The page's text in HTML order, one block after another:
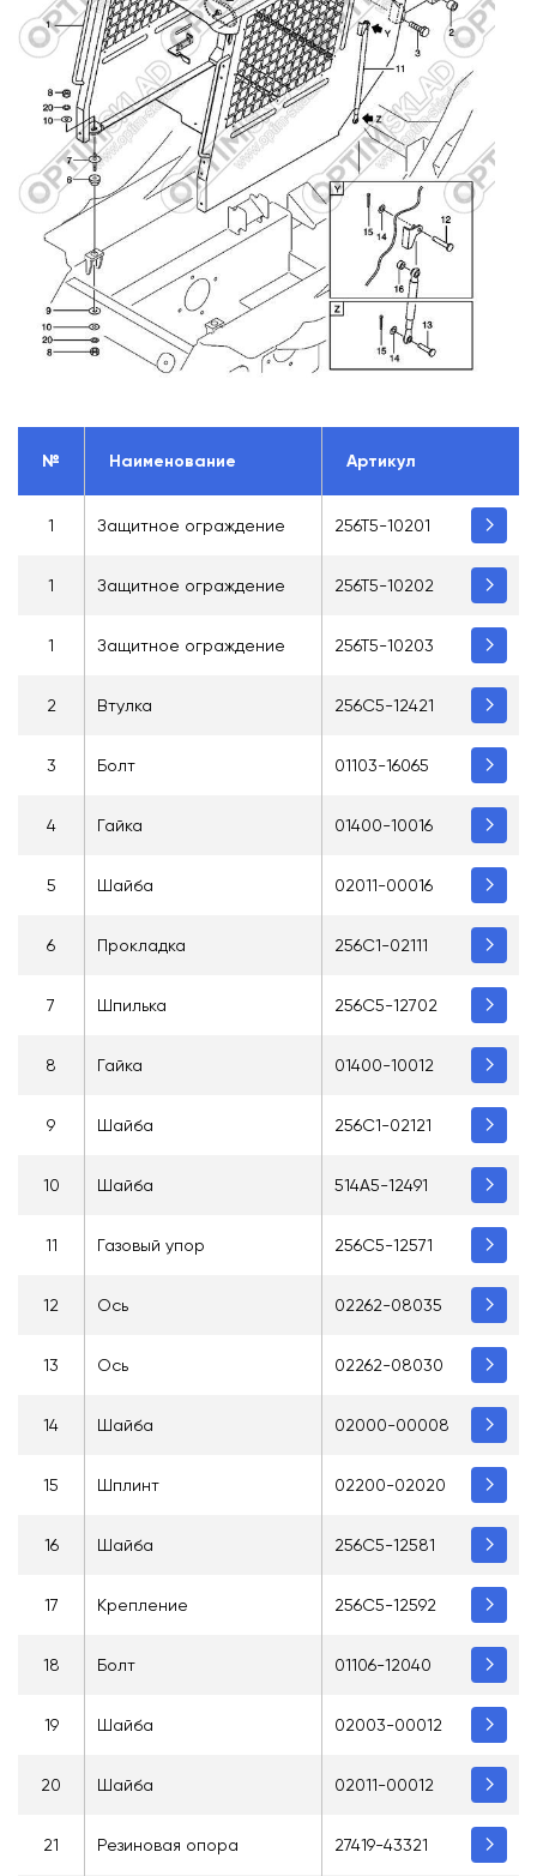
№ Наименование Артикул
1 Защитное ограждение 256T5-10201
1 Защитное ограждение 256T5-10202
1 Защитное ограждение 256T5-10203
2 Втулка 256C5-12421
3 Болт 01103-16065
4 Гайка 01400-10016
5 Шайба 02011-00016
6 Прокладка 256C1-02111
7 Шпилька 256C5-12702
8 Гайка 01400-10012
9 Шайба 256C1-02121
10 Шайба 514A5-12491
11 Газовый упор 256C5-12571
12 Ось 02262-08035
13 Ось 02262-08030
14 Шайба 02000-00008
15 Шплинт 02200-02020
16 Шайба 256C5-12581
17 Крепление 256C5-12592
18 Болт 01106-12040
19 Шайба 02003-00012
20 Шайба 02011-00012
21 Резиновая опора 27419-43321